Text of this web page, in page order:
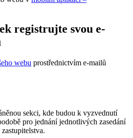
registrujte svou e-
webu prostřednictvím e-mailů
sekci, kde budou k vyzvednutí
pro jednání jednotlivých zasedání
zastupitelstva.